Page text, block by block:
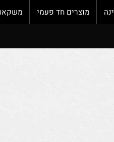
מוצרים חד פעמי משקאות